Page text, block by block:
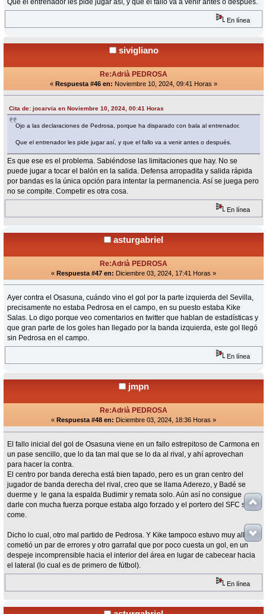
En línea
sivigliano
Re:Adrià PEDROSA
« Respuesta #46 en: Noviembre 10, 2024, 09:41 Horas »
Cita de: jocarvia en Noviembre 10, 2024, 00:41 Horas
Ojo a las declaraciones de Pedrosa, porque ha disparado con bala al entrenador.
Que el entrenador les pide jugar así, y que el fallo va a venir antes o después.
Es que ese es el problema. Sabiéndose las limitaciones que hay. No se
puede jugar a tocar el balón en la salida. Defensa arropadita y salida rápida
por bandas es la única opción para intentar la permanencia. Así se juega pero
no se compite. Competir es otra cosa.
En línea
asturgabriel
Re:Adrià PEDROSA
« Respuesta #47 en: Diciembre 03, 2024, 17:41 Horas »
Ayer contra el Osasuna, cuándo vino el gol por la parte izquierda del Sevilla,
precisamente no estaba Pedrosa en el campo, en su puesto estaba Kike
Salas. Lo digo porque veo comentarios en twitter que hablan de estadísticas y
que gran parte de los goles han llegado por la banda izquierda, este gol llegó
sin Pedrosa en el campo.
En línea
jmpn
Re:Adrià PEDROSA
« Respuesta #48 en: Diciembre 03, 2024, 18:36 Horas »
El fallo inicial del gol de Osasuna viene en un fallo estrepitoso de Carmona en
un pase sencillo, que lo da tan mal que se lo da al rival, y ahí aprovechan
para hacer la contra.
El centro por banda derecha está bien tapado, pero es un gran centro del
jugador de banda derecha del rival, creo que se llama Aderezo, y Badé se
duerme y le gana la espalda Budimir y remata solo. Aún así no consigue
darle con mucha fuerza porque estaba algo forzado y el portero del SFC se la
come.
Dicho lo cual, otro mal partido de Pedrosa. Y Kike tampoco estuvo muy allá,
cometió un par de errores y otro garrafal que por poco cuesta un gol, en un
despeje incomprensible hacia el interior del área en lugar de cabecear hacia
el lateral (lo cual es de primero de fútbol).
En línea